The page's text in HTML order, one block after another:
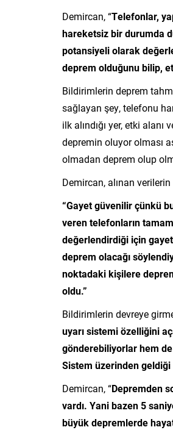
Demircan, “Telefonlar,
hareketsiz bir durumda
potansiyeli olarak
deprem olduğunu bilip,
Bildirimlerin deprem
sağlayan şey, telefonu
ilk alındığı yer, etki
depremin oluyor olması
olmadan deprem olup
Demircan, alınan
“Gayet güvenilir çünkü
veren telefonların
değerlendirdiği için
deprem olacağı
noktadaki kişilere
oldu.”
Bildirimlerin devreye
uyarı sistemi özelliğini
gönderebiliyorlar hem
Sistem üzerinden geldiği
Demircan, “Depremden
vardı. Yani bazen 5
büyük depremlerde